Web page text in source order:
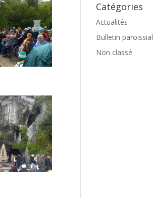
Catégories
Actualités
Bulletin paroissial
Non classé